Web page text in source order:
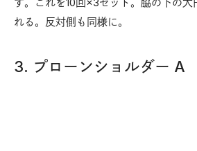
れる。反対側も同様に。
3. プローンショルダー A